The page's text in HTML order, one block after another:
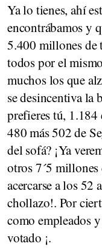
Ya lo tienes, ahí
encontrábamos y
5.400 millones de
todos por el
muchos los que
se desincentiva la
prefieres tú,
480 más 502 de
del sofá? ¡Ya
otros 7´5 millones
acercarse a los 52
chollazo!. Por
como empleados
votado ¡.